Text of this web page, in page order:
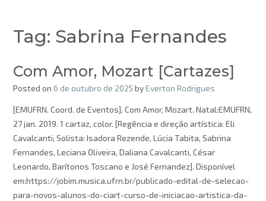
Tag: Sabrina Fernandes
Com Amor, Mozart [Cartazes]
Posted on 6 de outubro de 2025 byEverton Rodrigues
[EMUFRN. Coord. de Eventos]. Com Amor, Mozart. Natal:EMUFRN,
27 jan. 2019. 1 cartaz, color. [Regência e direção artística: Eli
Cavalcanti; Solista: Isadora Rezende, Lúcia Tabita, Sabrina
Fernandes, Leciana Oliveira, Daliana Cavalcanti, César
Leonardo, Barítonos Toscano e José Fernandez]. Disponível
em:https://jobim.musica.ufrn.br/publicado-edital-de-selecao-
para-novos-alunos-do-ciart-curso-de-iniciacao-artistica-da-